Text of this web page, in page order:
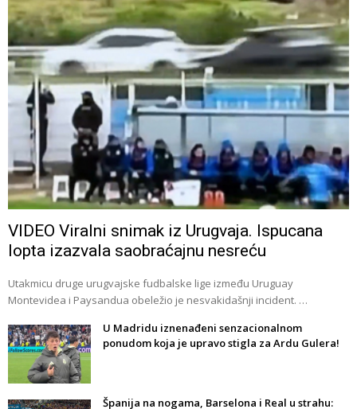
VIDEO Viralni snimak iz Urugvaja. Ispucana
lopta izazvala saobraćajnu nesreću
Utakmicu druge urugvajske fudbalske lige između Uruguay
Montevidea i Paysandua obeležio je nesvakidašnji incident. …
U Madridu iznenađeni senzacionalnom
ponudom koja je upravo stigla za Ardu Gulera!
Španija na nogama, Barselona i Real u strahu: